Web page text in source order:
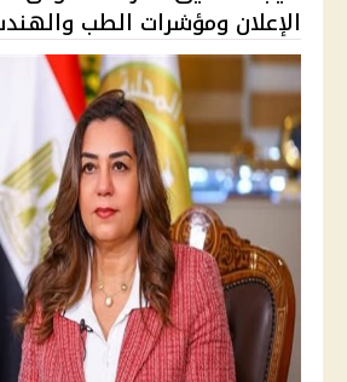
الإعلان ومؤشرات الطب